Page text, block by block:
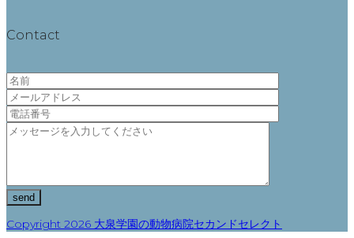
Contact
Copyright 2026 大泉学園の動物病院セカンドセレクト